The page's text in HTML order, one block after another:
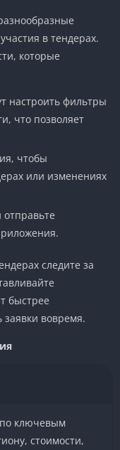
в тендерах.
которые
настроить фильтры
что позволяет
чтобы
или изменениях
отправьте
следите за
быстрее
заявки вовремя.
ключевым
стоимости,